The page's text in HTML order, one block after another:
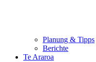
Planung & Tipps
Berichte
Te Araroa